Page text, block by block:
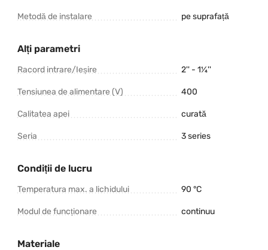
Metodă de instalare pe suprafață
Alți parametri
Racord intrare/Ieșire 2'' - 1¼''
Tensiunea de alimentare (V) 400
Calitatea apei curată
Seria 3 series
Condiții de lucru
Temperatura max. a lichidului 90 °C
Modul de funcționare continuu
Materiale